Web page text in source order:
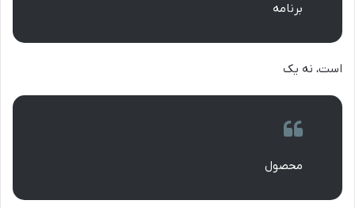
برنامه
است، نه یک
محصول